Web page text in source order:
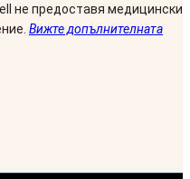
не предоставя медицински
Вижте допълнителната